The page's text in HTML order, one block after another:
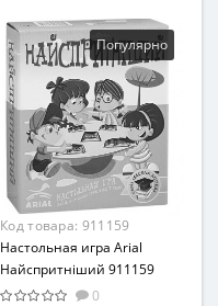
Вид
Развивающие
Возраст
От 7 лет
Материал
Картон
Популярно
Код товара: 911159
Настольная игра Arial
Найспритніший 911159
0